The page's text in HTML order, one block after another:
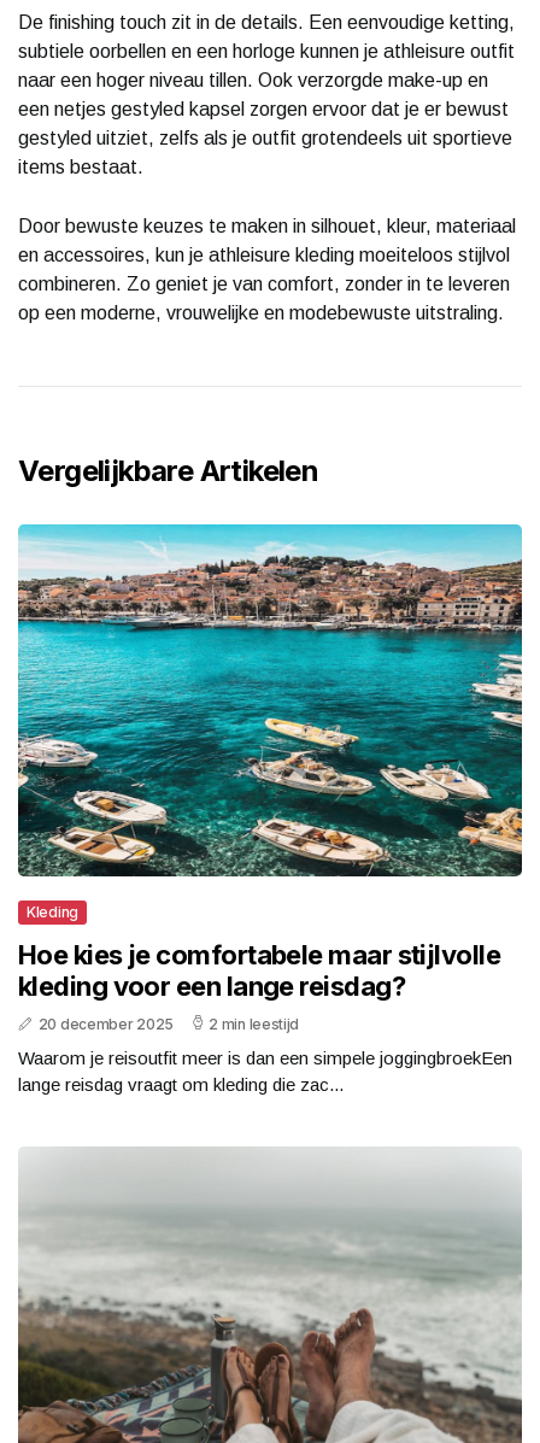
De finishing touch zit in de details. Een eenvoudige ketting,
subtiele oorbellen en een horloge kunnen je athleisure outfit
naar een hoger niveau tillen. Ook verzorgde make-up en
een netjes gestyled kapsel zorgen ervoor dat je er bewust
gestyled uitziet, zelfs als je outfit grotendeels uit sportieve
items bestaat.
Door bewuste keuzes te maken in silhouet, kleur, materiaal
en accessoires, kun je athleisure kleding moeiteloos stijlvol
combineren. Zo geniet je van comfort, zonder in te leveren
op een moderne, vrouwelijke en modebewuste uitstraling.
Vergelijkbare Artikelen
Kleding
Hoe kies je comfortabele maar stijlvolle
kleding voor een lange reisdag?
20 december 2025 2 min leestijd
Waarom je reisoutfit meer is dan een simpele joggingbroekEen
lange reisdag vraagt om kleding die zac...